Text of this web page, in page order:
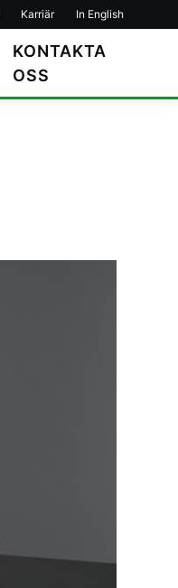
Karriär In English
KONTAKTA
OSS